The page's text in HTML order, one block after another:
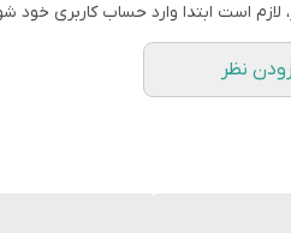
لازم است ابتدا وارد حساب کاربری خود
نظر